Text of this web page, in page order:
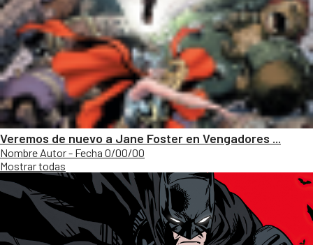
Veremos de nuevo a Jane Foster en Vengadores ...
Nombre Autor - Fecha 0/00/00
Mostrar todas